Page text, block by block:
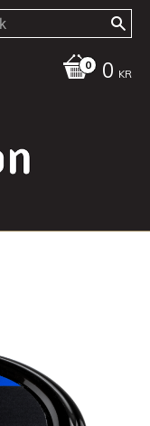
0 KR